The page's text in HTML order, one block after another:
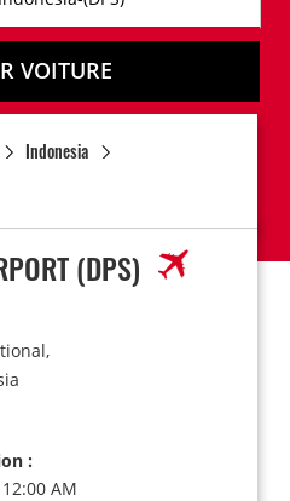
VOITURE
Indonesia
(DPS)
:
AM